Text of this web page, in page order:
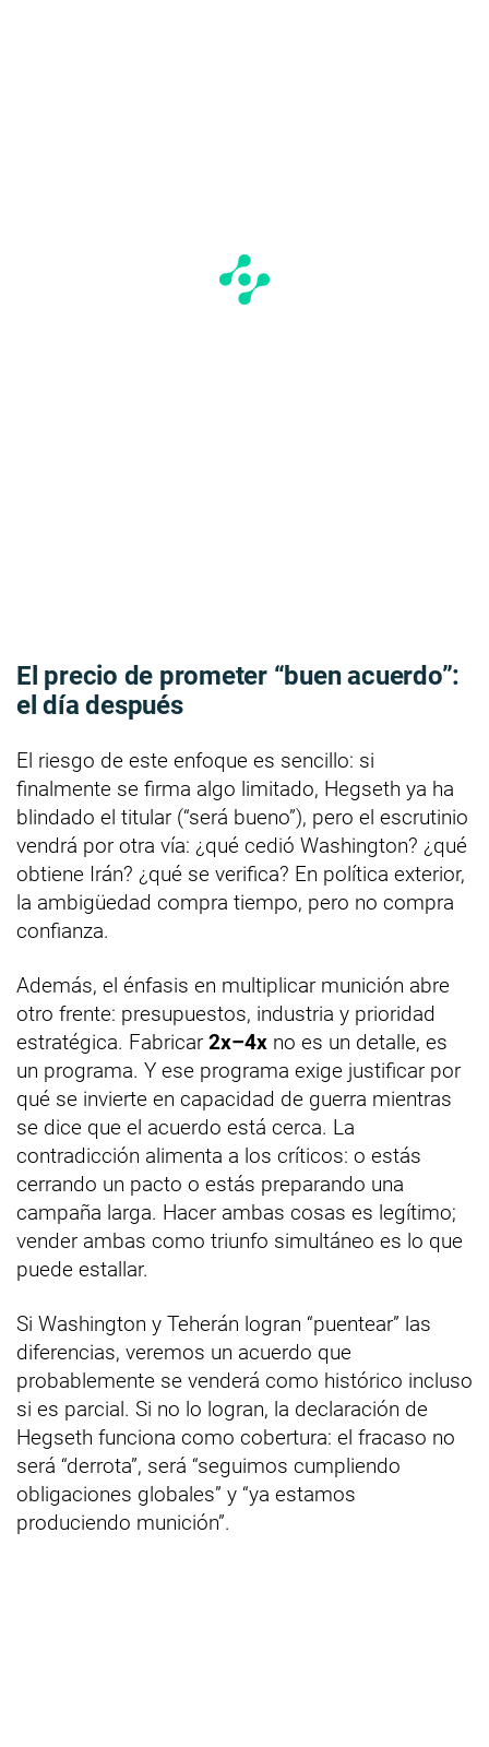
El precio de prometer “buen acuerdo”:
el día después
El riesgo de este enfoque es sencillo: si
finalmente se firma algo limitado, Hegseth ya ha
blindado el titular (“será bueno”), pero el escrutinio
vendrá por otra vía: ¿qué cedió Washington? ¿qué
obtiene Irán? ¿qué se verifica? En política exterior,
la ambigüedad compra tiempo, pero no compra
confianza.
Además, el énfasis en multiplicar munición abre
otro frente: presupuestos, industria y prioridad
estratégica. Fabricar 2x–4x no es un detalle, es
un programa. Y ese programa exige justificar por
qué se invierte en capacidad de guerra mientras
se dice que el acuerdo está cerca. La
contradicción alimenta a los críticos: o estás
cerrando un pacto o estás preparando una
campaña larga. Hacer ambas cosas es legítimo;
vender ambas como triunfo simultáneo es lo que
puede estallar.
Si Washington y Teherán logran “puentear” las
diferencias, veremos un acuerdo que
probablemente se venderá como histórico incluso
si es parcial. Si no lo logran, la declaración de
Hegseth funciona como cobertura: el fracaso no
será “derrota”, será “seguimos cumpliendo
obligaciones globales” y “ya estamos
produciendo munición”.